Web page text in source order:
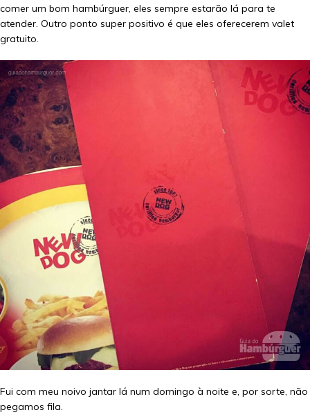
comer um bom hambúrguer, eles sempre estarão lá para te
atender. Outro ponto super positivo é que eles oferecerem valet
gratuito.
Fui com meu noivo jantar lá num domingo à noite e, por sorte, não
pegamos fila.